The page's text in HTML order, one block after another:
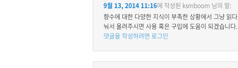
9월 13, 2014 11:16에 작성된 ksmboom 님의 말:
향수에 대한 다양한 지식이 부족한 상황에서 그냥 읽
눠서 올려주시면 사용 혹은 구입에 도움이 되겠습니다
댓글을 작성하려면 로그인